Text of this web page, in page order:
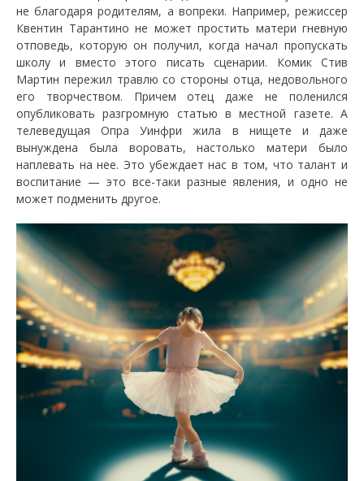
не благодаря родителям, а вопреки. Например, режиссер
Квентин Тарантино не может простить матери гневную
отповедь, которую он получил, когда начал пропускать
школу и вместо этого писать сценарии. Комик Стив
Мартин пережил травлю со стороны отца, недовольного
его творчеством. Причем отец даже не поленился
опубликовать разгромную статью в местной газете. А
телеведущая Опра Уинфри жила в нищете и даже
вынуждена была воровать, настолько матери было
наплевать на нее. Это убеждает нас в том, что талант и
воспитание — это все-таки разные явления, и одно не
может подменить другое.